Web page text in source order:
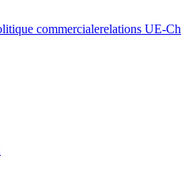
commercialerelations UE-